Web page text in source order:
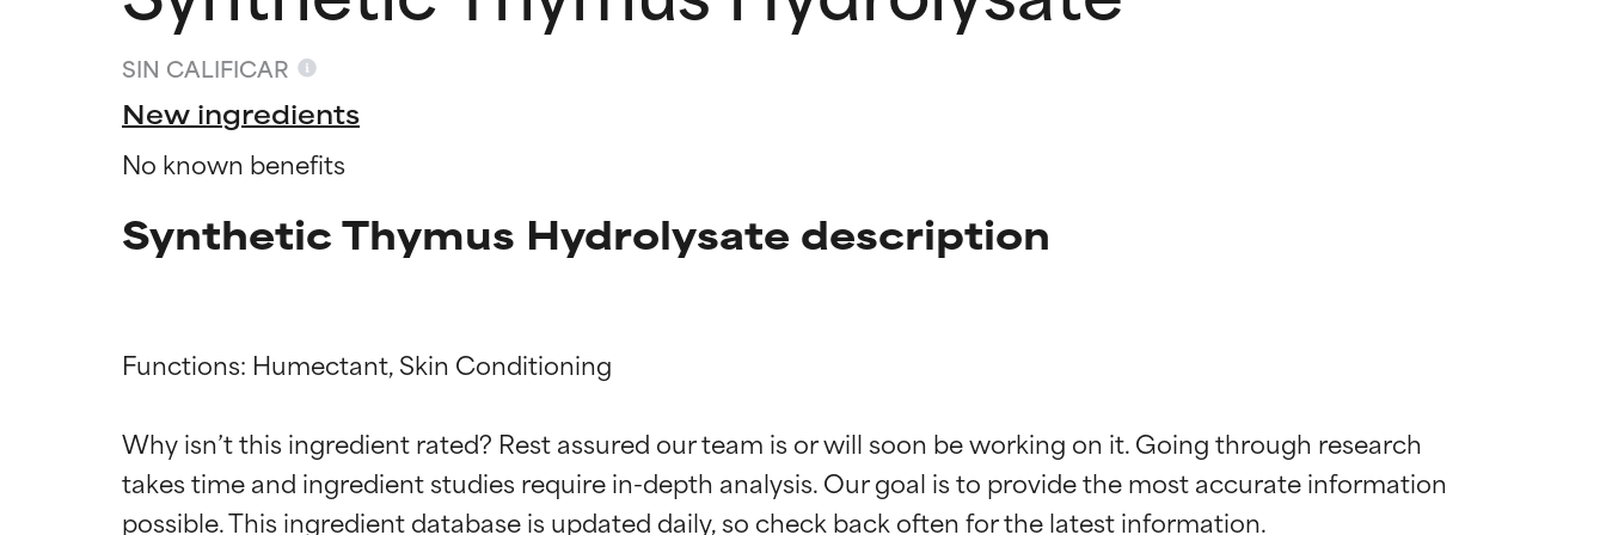
SIN CALIFICAR
New ingredients
No known benefits
Synthetic Thymus Hydrolysate description
Functions: Humectant, Skin Conditioning
Why isn’t this ingredient rated? Rest assured our team is or will soon be working on it. Going through research
takes time and ingredient studies require in-depth analysis. Our goal is to provide the most accurate information
EXCELENTE
Ingrediente sobresaliente con beneficios reales para la piel. Su eficacia está demostrada y
EXCELENTE
Ingrediente sobresaliente con beneficios reales para la piel. Su eficacia está demostrada y